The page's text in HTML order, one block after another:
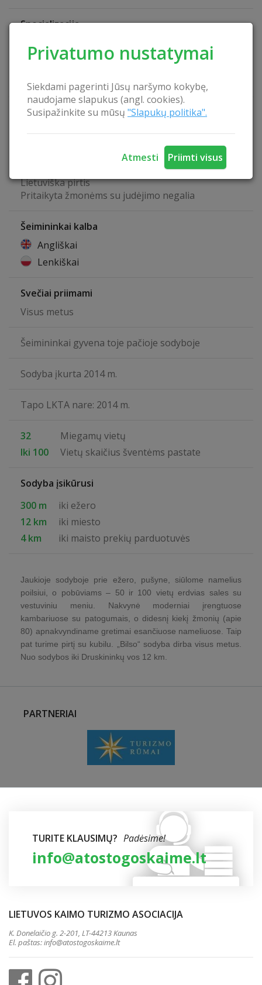
Privatumo nustatymai
Siekdami pagerinti Jūsų naršymo kokybę,
naudojame slapukus (angl. cookies).
Susipažinkite su mūsų "Slapukų politika".
Atmesti Priimti visus
Specializacija
Ramus poilsis
Verslo renginiai
Sodybos privalumai
Atskira patalpa seminarams
Lietuviška pirtis
Pritaikyta žmonėms su judėjimo negalia
Šeimininkai kalba
Angliškai
Lenkiškai
Svečiai priimami
Visus metus
Šeimininkai gyvena toje pačioje sodyboje
Sodyba įkurta 2014 m.
Tapo LKTA nare: 2014 m.
32
Miegamų vietų
Iki 100
Vietų skaičius šventėms pastate
Sodyba įsikūrusi
300 m
iki ežero
12 km
iki miesto
4 km
iki maisto prekių parduotuvės
Jaukioje sodyboje prie ežero, pušyne, siūlome namelius
poilsiui, o pobūviams – 50 ir 100 vietų erdvias sales su
vestuviniu meniu. Nakvynė moderniai įrengtuose
kambariuose su patogumais, o didesnį kiekį žmonių (apie
80) apnakvyndiname gretimai esančiuose nameliuose. Taip
pat turime pirtį su kubilu. „Bilso“ sodyba dirba visus metus.
Nuo sodybos iki Druskininkų vos 12 km.
PARTNERIAI
TURITE KLAUSIMŲ? Padėsime!
info@atostogoskaime.lt
LIETUVOS KAIMO TURIZMO ASOCIACIJA
K. Donelaičio g. 2-201, LT-44213 Kaunas
El. paštas:info@atostogoskaime.lt